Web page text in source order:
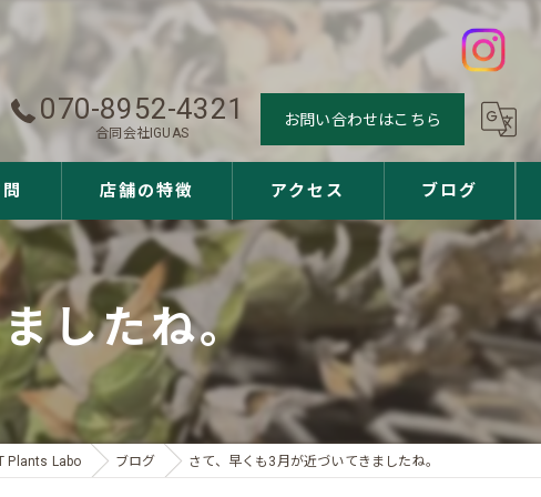
070-8952-4321
合同会社IGUAS
お問い合わせはこちら
店舗の特徴
観葉植物
多肉植物
アガベ
ユッカ
サボテン
アクセス ブログ
したね。
Plants Labo ブログ さて、早くも3月が近づいてきましたね。